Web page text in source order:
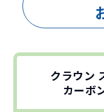
クラウン
カーボ